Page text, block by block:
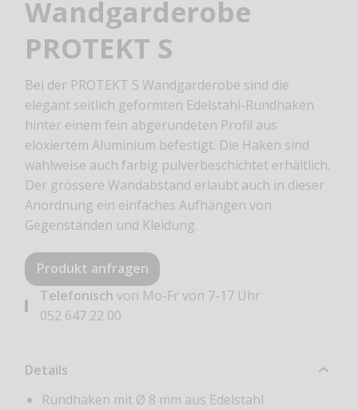
Wandgarderobe
PROTEKT S
Bei der PROTEKT S Wandgarderobe sind die
elegant seitlich geformten Edelstahl-Rundhaken
hinter einem fein abgerundeten Profil aus
eloxiertem Aluminium befestigt. Die Haken sind
wahlweise auch farbig pulverbeschichtet erhältlich.
Der grössere Wandabstand erlaubt auch in dieser
Anordnung ein einfaches Aufhängen von
Gegenständen und Kleidung.
Produkt anfragen
Telefonisch von Mo-Fr von 7-17 Uhr
052 647 22 00
Details
Rundhaken mit Ø 8 mm aus Edelstahl